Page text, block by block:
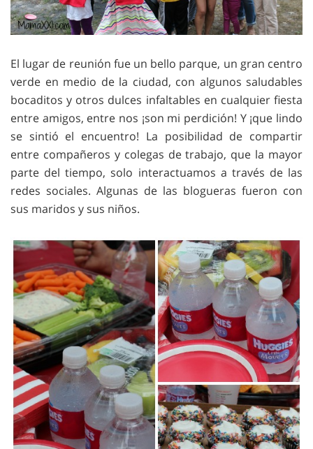
El lugar de reunión fue un bello parque, un gran centro
verde en medio de la ciudad, con algunos saludables
bocaditos y otros dulces infaltables en cualquier fiesta
entre amigos, entre nos ¡son mi perdición! Y ¡que lindo
se sintió el encuentro! La posibilidad de compartir
entre compañeros y colegas de trabajo, que la mayor
parte del tiempo, solo interactuamos a través de las
redes sociales. Algunas de las blogueras fueron con
sus maridos y sus niños.